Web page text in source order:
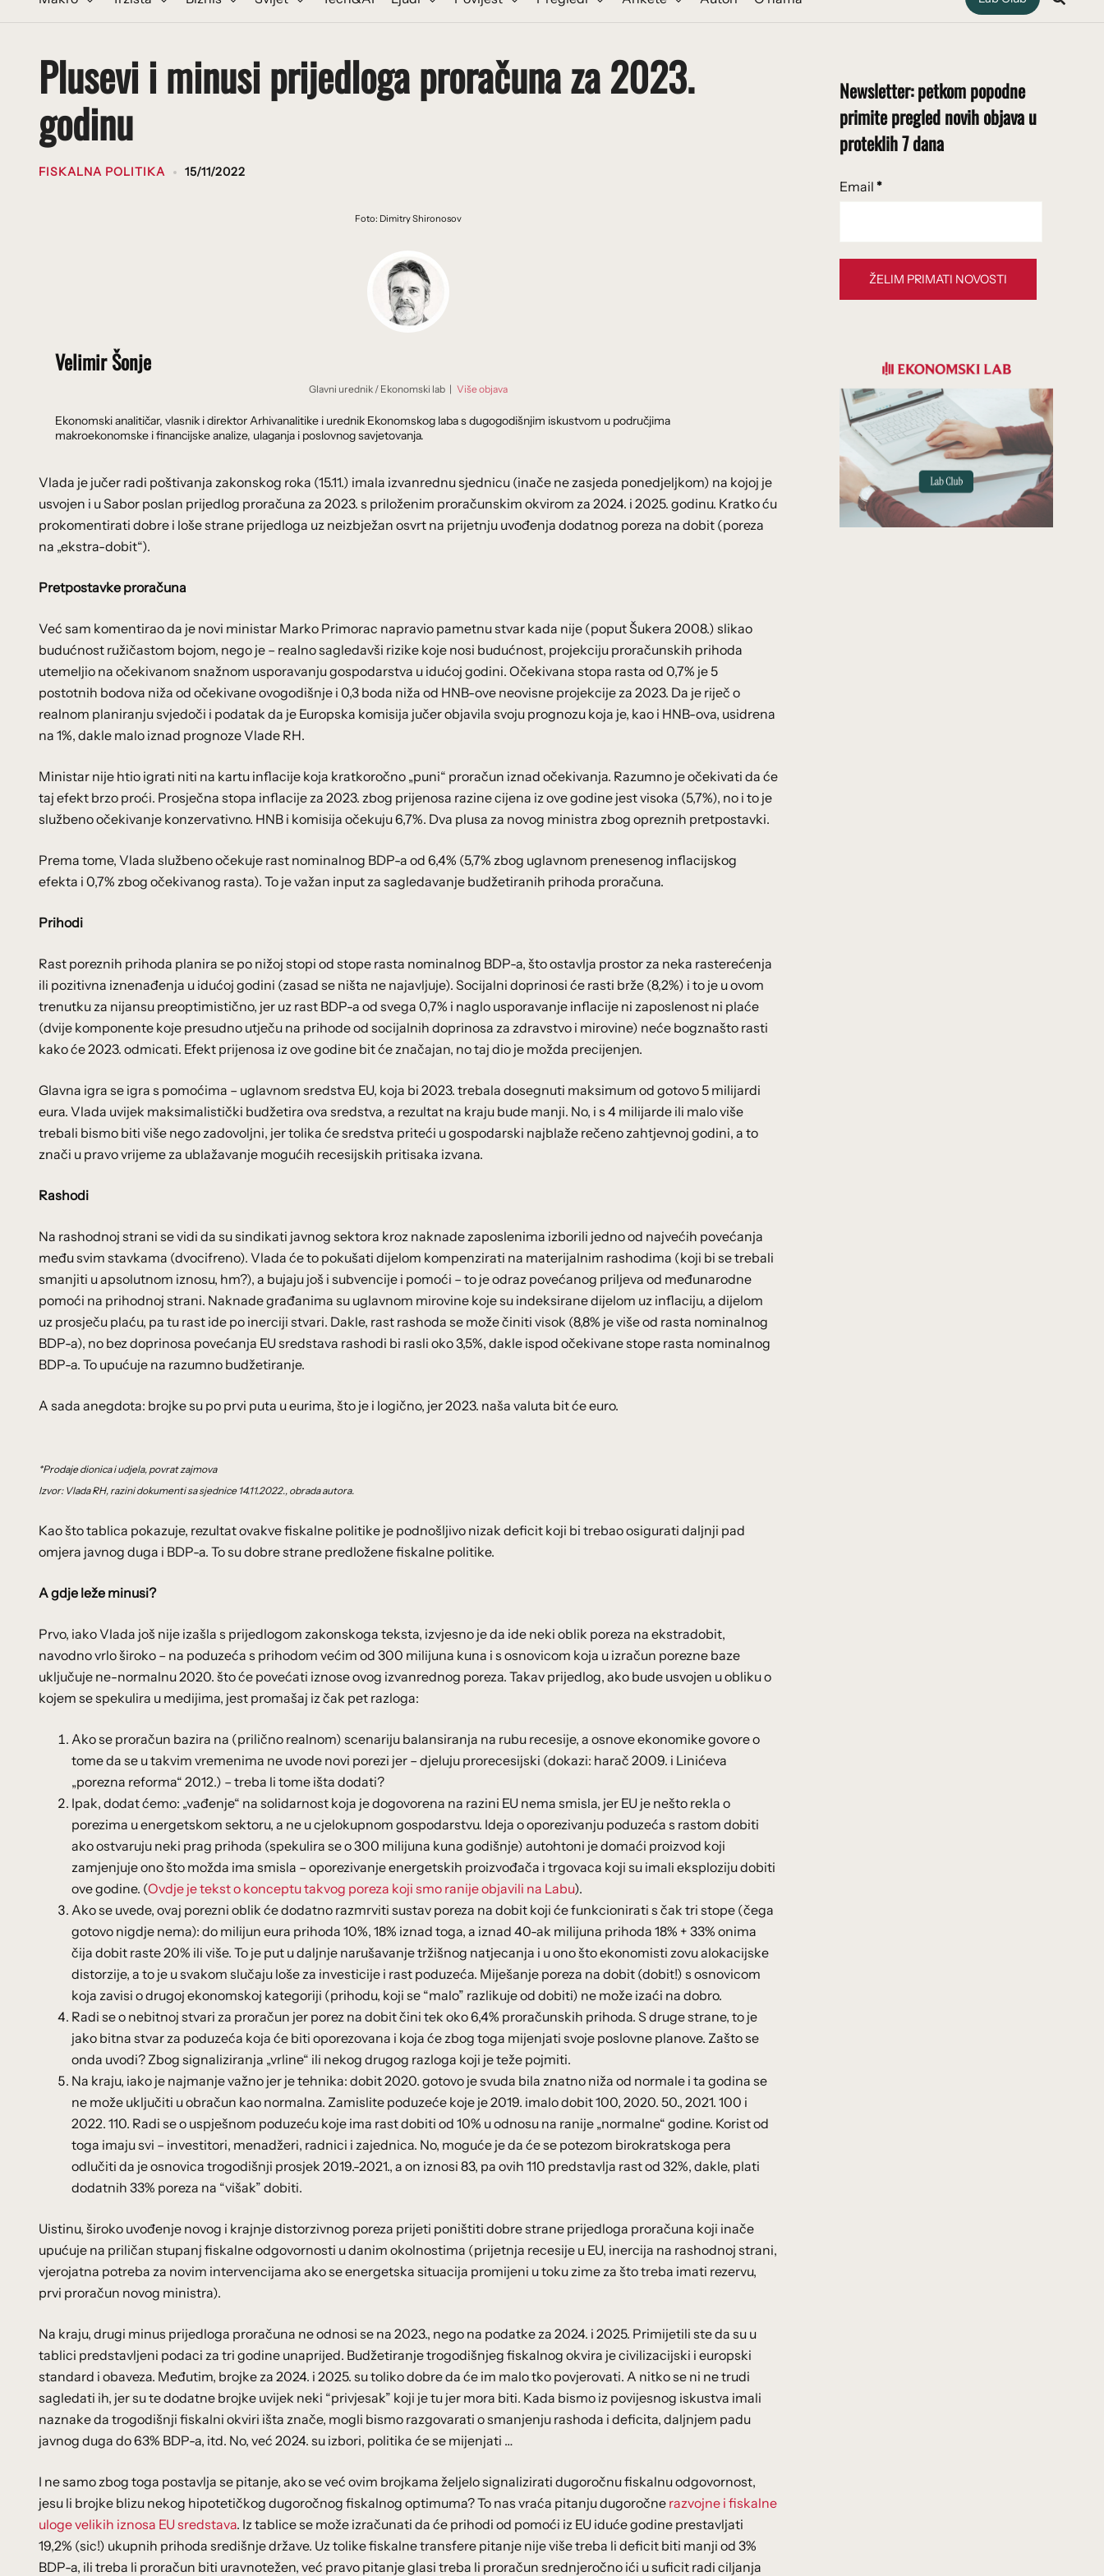
Plusevi i minusi prijedloga proračuna za 2023.
godinu
FISKALNA POLITIKA 15/11/2022
Foto: Dimitry Shironosov
Velimir Šonje
Glavni urednik / Ekonomski lab | Više objava
Ekonomski analitičar, vlasnik i direktor Arhivanalitike i urednik Ekonomskog laba s dugogodišnjim iskustvom u područjima
makroekonomske i financijske analize, ulaganja i poslovnog savjetovanja.
Vlada je jučer radi poštivanja zakonskog roka (15.11.) imala izvanrednu sjednicu (inače ne zasjeda ponedjeljkom) na kojoj je
usvojen i u Sabor poslan prijedlog proračuna za 2023. s priloženim proračunskim okvirom za 2024. i 2025. godinu. Kratko ću
prokomentirati dobre i loše strane prijedloga uz neizbježan osvrt na prijetnju uvođenja dodatnog poreza na dobit (poreza
na „ekstra-dobit“).
Pretpostavke proračuna
Već sam komentirao da je novi ministar Marko Primorac napravio pametnu stvar kada nije (poput Šukera 2008.) slikao
budućnost ružičastom bojom, nego je – realno sagledavši rizike koje nosi budućnost, projekciju proračunskih prihoda
utemeljio na očekivanom snažnom usporavanju gospodarstva u idućoj godini. Očekivana stopa rasta od 0,7% je 5
postotnih bodova niža od očekivane ovogodišnje i 0,3 boda niža od HNB-ove neovisne projekcije za 2023. Da je riječ o
realnom planiranju svjedoči i podatak da je Europska komisija jučer objavila svoju prognozu koja je, kao i HNB-ova, usidrena
na 1%, dakle malo iznad prognoze Vlade RH.
Ministar nije htio igrati niti na kartu inflacije koja kratkoročno „puni“ proračun iznad očekivanja. Razumno je očekivati da će
taj efekt brzo proći. Prosječna stopa inflacije za 2023. zbog prijenosa razine cijena iz ove godine jest visoka (5,7%), no i to je
službeno očekivanje konzervativno. HNB i komisija očekuju 6,7%. Dva plusa za novog ministra zbog opreznih pretpostavki.
Prema tome, Vlada službeno očekuje rast nominalnog BDP-a od 6,4% (5,7% zbog uglavnom prenesenog inflacijskog
efekta i 0,7% zbog očekivanog rasta). To je važan input za sagledavanje budžetiranih prihoda proračuna.
Prihodi
Rast poreznih prihoda planira se po nižoj stopi od stope rasta nominalnog BDP-a, što ostavlja prostor za neka rasterećenja
ili pozitivna iznenađenja u idućoj godini (zasad se ništa ne najavljuje). Socijalni doprinosi će rasti brže (8,2%) i to je u ovom
trenutku za nijansu preoptimistično, jer uz rast BDP-a od svega 0,7% i naglo usporavanje inflacije ni zaposlenost ni plaće
(dvije komponente koje presudno utječu na prihode od socijalnih doprinosa za zdravstvo i mirovine) neće bogznašto rasti
kako će 2023. odmicati. Efekt prijenosa iz ove godine bit će značajan, no taj dio je možda precijenjen.
Glavna igra se igra s pomoćima – uglavnom sredstva EU, koja bi 2023. trebala dosegnuti maksimum od gotovo 5 milijardi
eura. Vlada uvijek maksimalistički budžetira ova sredstva, a rezultat na kraju bude manji. No, i s 4 milijarde ili malo više
trebali bismo biti više nego zadovoljni, jer tolika će sredstva priteći u gospodarski najblaže rečeno zahtjevnoj godini, a to
znači u pravo vrijeme za ublažavanje mogućih recesijskih pritisaka izvana.
Rashodi
Na rashodnoj strani se vidi da su sindikati javnog sektora kroz naknade zaposlenima izborili jedno od najvećih povećanja
među svim stavkama (dvocifreno). Vlada će to pokušati dijelom kompenzirati na materijalnim rashodima (koji bi se trebali
smanjiti u apsolutnom iznosu, hm?), a bujaju još i subvencije i pomoći – to je odraz povećanog priljeva od međunarodne
pomoći na prihodnoj strani. Naknade građanima su uglavnom mirovine koje su indeksirane dijelom uz inflaciju, a dijelom
uz prosječu plaću, pa tu rast ide po inerciji stvari. Dakle, rast rashoda se može činiti visok (8,8% je više od rasta nominalnog
BDP-a), no bez doprinosa povećanja EU sredstava rashodi bi rasli oko 3,5%, dakle ispod očekivane stope rasta nominalnog
BDP-a. To upućuje na razumno budžetiranje.
A sada anegdota: brojke su po prvi puta u eurima, što je i logično, jer 2023. naša valuta bit će euro.
*Prodaje dionica i udjela, povrat zajmova
Izvor: Vlada RH, razini dokumenti sa sjednice 14.11.2022., obrada autora.
Kao što tablica pokazuje, rezultat ovakve fiskalne politike je podnošljivo nizak deficit koji bi trebao osigurati daljnji pad
omjera javnog duga i BDP-a. To su dobre strane predložene fiskalne politike.
A gdje leže minusi?
Prvo, iako Vlada još nije izašla s prijedlogom zakonskoga teksta, izvjesno je da ide neki oblik poreza na ekstradobit,
navodno vrlo široko – na poduzeća s prihodom većim od 300 milijuna kuna i s osnovicom koja u izračun porezne baze
uključuje ne-normalnu 2020. što će povećati iznose ovog izvanrednog poreza. Takav prijedlog, ako bude usvojen u obliku o
kojem se spekulira u medijima, jest promašaj iz čak pet razloga:
Ako se proračun bazira na (prilično realnom) scenariju balansiranja na rubu recesije, a osnove ekonomike govore o
tome da se u takvim vremenima ne uvode novi porezi jer – djeluju prorecesijski (dokazi: harač 2009. i Linićeva
„porezna reforma“ 2012.) – treba li tome išta dodati?
Ipak, dodat ćemo: „vađenje“ na solidarnost koja je dogovorena na razini EU nema smisla, jer EU je nešto rekla o
porezima u energetskom sektoru, a ne u cjelokupnom gospodarstvu. Ideja o oporezivanju poduzeća s rastom dobiti
ako ostvaruju neki prag prihoda (spekulira se o 300 milijuna kuna godišnje) autohtoni je domaći proizvod koji
zamjenjuje ono što možda ima smisla – oporezivanje energetskih proizvođača i trgovaca koji su imali eksploziju dobiti
ove godine. (Ovdje je tekst o konceptu takvog poreza koji smo ranije objavili na Labu).
Ako se uvede, ovaj porezni oblik će dodatno razmrviti sustav poreza na dobit koji će funkcionirati s čak tri stope (čega
gotovo nigdje nema): do milijun eura prihoda 10%, 18% iznad toga, a iznad 40-ak milijuna prihoda 18% + 33% onima
čija dobit raste 20% ili više. To je put u daljnje narušavanje tržišnog natjecanja i u ono što ekonomisti zovu alokacijske
distorzije, a to je u svakom slučaju loše za investicije i rast poduzeća. Miješanje poreza na dobit (dobit!) s osnovicom
koja zavisi o drugoj ekonomskoj kategoriji (prihodu, koji se “malo” razlikuje od dobiti) ne može izaći na dobro.
Radi se o nebitnoj stvari za proračun jer porez na dobit čini tek oko 6,4% proračunskih prihoda. S druge strane, to je
jako bitna stvar za poduzeća koja će biti oporezovana i koja će zbog toga mijenjati svoje poslovne planove. Zašto se
onda uvodi? Zbog signaliziranja „vrline“ ili nekog drugog razloga koji je teže pojmiti.
Na kraju, iako je najmanje važno jer je tehnika: dobit 2020. gotovo je svuda bila znatno niža od normale i ta godina se
ne može uključiti u obračun kao normalna. Zamislite poduzeće koje je 2019. imalo dobit 100, 2020. 50., 2021. 100 i
2022. 110. Radi se o uspješnom poduzeću koje ima rast dobiti od 10% u odnosu na ranije „normalne“ godine. Korist od
toga imaju svi – investitori, menadžeri, radnici i zajednica. No, moguće je da će se potezom birokratskoga pera
odlučiti da je osnovica trogodišnji prosjek 2019.-2021., a on iznosi 83, pa ovih 110 predstavlja rast od 32%, dakle, plati
dodatnih 33% poreza na “višak” dobiti.
Uistinu, široko uvođenje novog i krajnje distorzivnog poreza prijeti poništiti dobre strane prijedloga proračuna koji inače
upućuje na priličan stupanj fiskalne odgovornosti u danim okolnostima (prijetnja recesije u EU, inercija na rashodnoj strani,
vjerojatna potreba za novim intervencijama ako se energetska situacija promijeni u toku zime za što treba imati rezervu,
prvi proračun novog ministra).
Na kraju, drugi minus prijedloga proračuna ne odnosi se na 2023., nego na podatke za 2024. i 2025. Primijetili ste da su u
tablici predstavljeni podaci za tri godine unaprijed. Budžetiranje trogodišnjeg fiskalnog okvira je civilizacijski i europski
standard i obaveza. Međutim, brojke za 2024. i 2025. su toliko dobre da će im malo tko povjerovati. A nitko se ni ne trudi
sagledati ih, jer su te dodatne brojke uvijek neki “privjesak” koji je tu jer mora biti. Kada bismo iz povijesnog iskustva imali
naznake da trogodišnji fiskalni okviri išta znače, mogli bismo razgovarati o smanjenju rashoda i deficita, daljnjem padu
javnog duga do 63% BDP-a, itd. No, već 2024. su izbori, politika će se mijenjati …
I ne samo zbog toga postavlja se pitanje, ako se već ovim brojkama željelo signalizirati dugoročnu fiskalnu odgovornost,
jesu li brojke blizu nekog hipotetičkog dugoročnog fiskalnog optimuma? To nas vraća pitanju dugoročne razvojne i fiskalne
uloge velikih iznosa EU sredstava. Iz tablice se može izračunati da će prihodi od pomoći iz EU iduće godine prestavljati
19,2% (sic!) ukupnih prihoda središnje države. Uz tolike fiskalne transfere pitanje nije više treba li deficit biti manji od 3%
BDP-a, ili treba li proračun biti uravnotežen, već pravo pitanje glasi treba li proračun srednjeročno ići u suficit radi ciljanja
Newsletter: petkom popodne
primite pregled novih objava u
proteklih 7 dana
Email *